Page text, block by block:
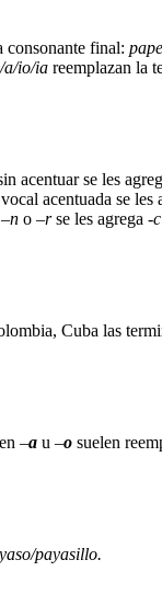
consonante final:
a/io/ia reemplazan la
acentuar se les
acentuada se les
n o –rse les agrega -
Cuba las
–a u –o suelen
payasillo.